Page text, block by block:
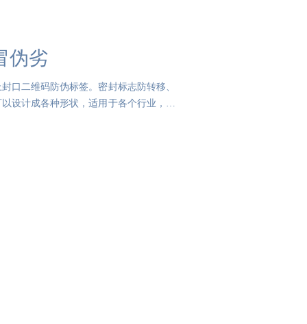
伪劣
口二维码防伪标签。密封标志防转移、
设计成各种形状，适用于各个行业，如